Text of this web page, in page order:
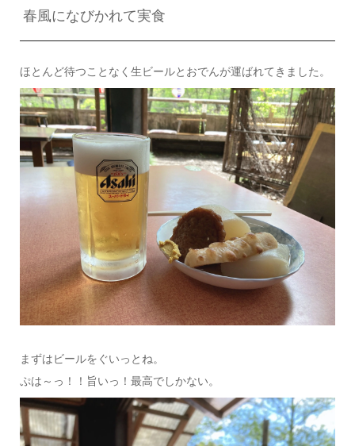
春風になびかれて実食
ほとんど待つことなく生ビールとおでんが運ばれてきました。
まずはビールをぐいっとね。
ぷは～っ！！旨いっ！最高でしかない。